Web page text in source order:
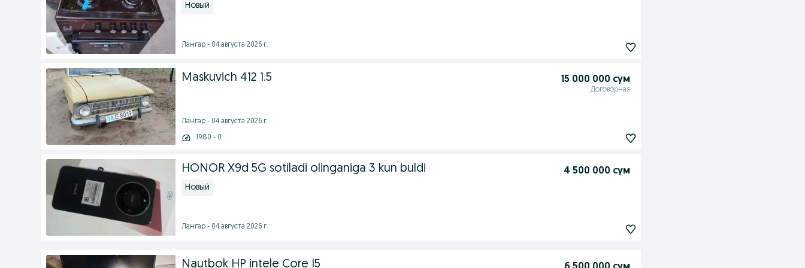
Новый
Лангар - 04 августа 2026 г.
Maskuvich 412 1.5 15 000 000 сум
Договорная
Лангар - 04 августа 2026 г.
1980 - 0
HONOR X9d 5G sotiladi olinganiga 3 kun buldi 4 500 000 сум
Новый
Лангар - 04 августа 2026 г.
Nautbok HP intele Core I5